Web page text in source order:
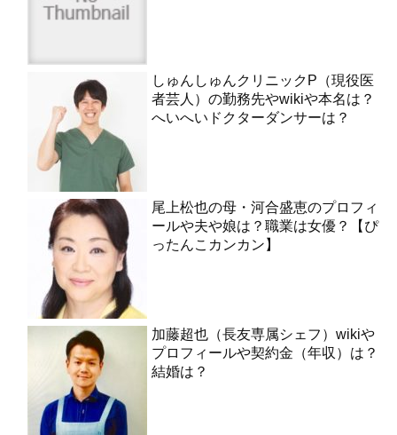
しゅんしゅんクリニックP（現役医
者芸人）の勤務先やwikiや本名は？
へいへいドクターダンサーは？
尾上松也の母・河合盛恵のプロフィ
ールや夫や娘は？職業は女優？【ぴ
ったんこカンカン】
加藤超也（長友専属シェフ）wikiや
プロフィールや契約金（年収）は？
結婚は？